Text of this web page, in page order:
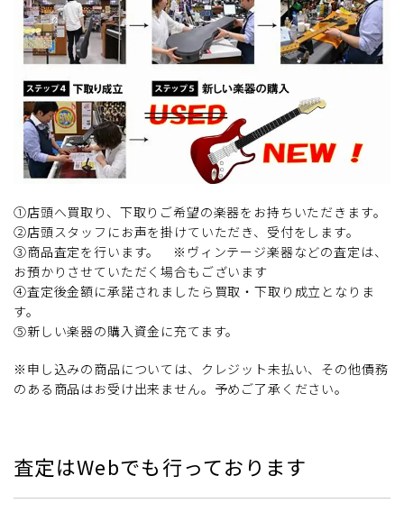
①店頭へ買取り、下取りご希望の楽器をお持ちいただきます。
②店頭スタッフにお声を掛けていただき、受付をします。
③商品査定を行います。 ※ヴィンテージ楽器などの査定は、
お預かりさせていただく場合もございます
④査定後金額に承諾されましたら買取・下取り成立となりま
す。
⑤新しい楽器の購入資金に充てます。
※申し込みの商品については、クレジット未払い、その他債務
のある商品はお受け出来ません。予めご了承ください。
査定はWebでも行っております